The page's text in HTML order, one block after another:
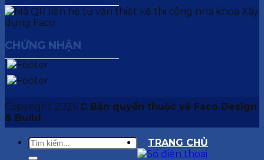
CHỨNG NHẬN
Copyright 2026 © Bản quyền thuộc về Faco Design
& Build
TRANG CHỦ